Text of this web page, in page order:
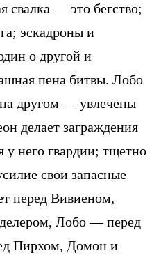
свалка — это бегство;
эскадроны и
о другой и
пена битвы. Лобо
другом — увлечены
делает заграждения
него гвардии; тщетно
свои запасные
перед Вивиеном,
Лобо — перед
Пирхом, Домон и